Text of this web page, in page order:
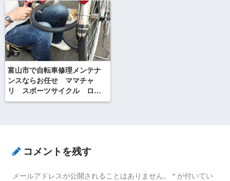
富山市で自転車修理メンテナ
ンスならお任せ ママチャ
リ スポーツサイクル ロー
ドバイク キッズ自転車パン
コメントを残す
メールアドレスが公開されることはありません。 * が付いてい